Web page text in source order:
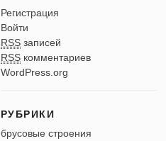
Регистрация
Войти
RSS записей
RSS комментариев
WordPress.org
РУБРИКИ
брусовые строения